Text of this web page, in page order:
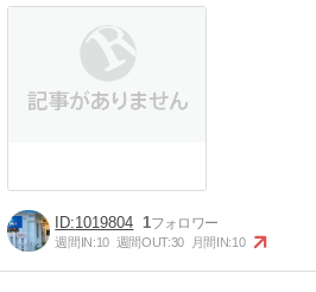
1019804 1
週間IN:10 週間OUT:30 月間IN:10